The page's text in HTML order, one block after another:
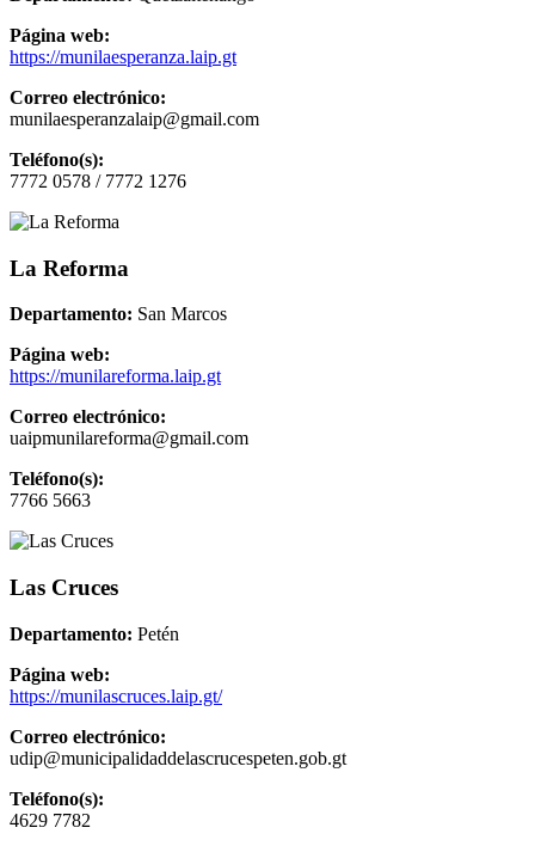
Página web:
https://munilaesperanza.laip.gt
Correo electrónico:
munilaesperanzalaip@gmail.com
Teléfono(s):
7772 0578 / 7772 1276
La Reforma
Departamento: San Marcos
Página web:
https://munilareforma.laip.gt
Correo electrónico:
uaipmunilareforma@gmail.com
Teléfono(s):
7766 5663
Las Cruces
Departamento: Petén
Página web:
https://munilascruces.laip.gt/
Correo electrónico:
udip@municipalidaddelascrucespeten.gob.gt
Teléfono(s):
4629 7782